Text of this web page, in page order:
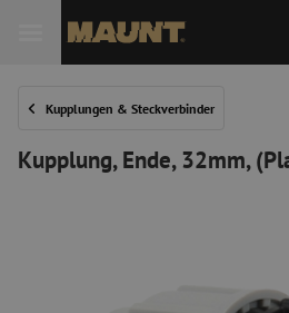
Kupplungen & Steckverbinder
Kupplung, Ende, 32mm,